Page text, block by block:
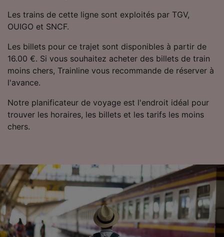
Les trains de cette ligne sont exploités par TGV,
OUIGO et SNCF.
Les billets pour ce trajet sont disponibles à partir de
16.00 €. Si vous souhaitez acheter des billets de train
moins chers, Trainline vous recommande de réserver à
l'avance.
Notre planificateur de voyage est l'endroit idéal pour
trouver les horaires, les billets et les tarifs les moins
chers.